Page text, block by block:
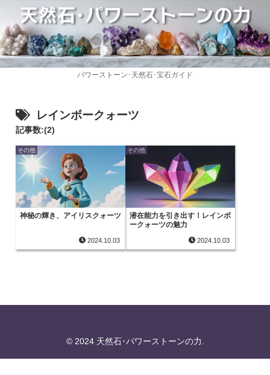
パワーストーン･天然石･宝石ガイド
レインボークォーツ
記事数:(2)
その他
神秘の輝き、アイリスクォーツ
2024.10.03
その他
潜在能力を引き出す！レインボ
ークォーツの魅力
2024.10.03
© 2024 天然石･パワーストーンの力.